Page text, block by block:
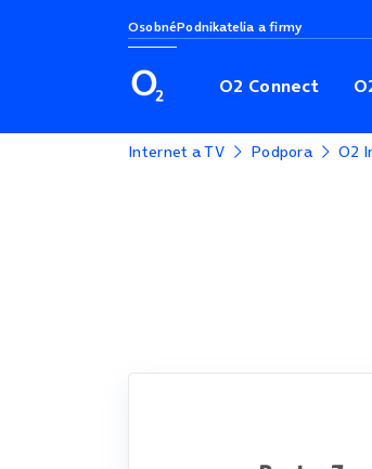
OsobnéPodnikatelia a firmy
O2 Connect
Internet a TV Podpora O2